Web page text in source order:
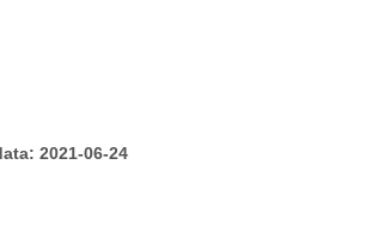
2021-06-24